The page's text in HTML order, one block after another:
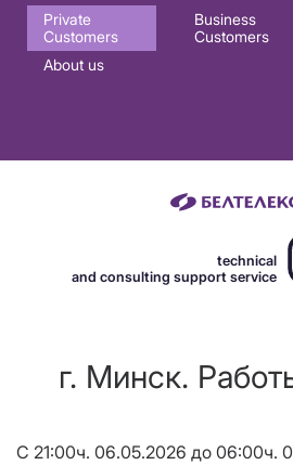
Основная
навигация
Private
Customers
Business
Customers
About us
technical
and consulting support service
г. Минск.
С 21:00ч. 06.05.2026 до 06:00ч.